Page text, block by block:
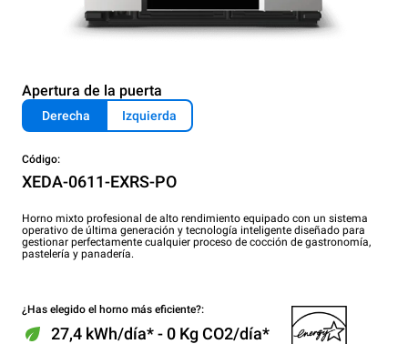
Apertura de la puerta
Derecha Izquierda
Código:
XEDA-0611-EXRS-PO
Horno mixto profesional de alto rendimiento equipado con un sistema
operativo de última generación y tecnología inteligente diseñado para
gestionar perfectamente cualquier proceso de cocción de gastronomía,
pastelería y panadería.
¿Has elegido el horno más eficiente?:
27,4 kWh/día* - 0 Kg CO2/día*